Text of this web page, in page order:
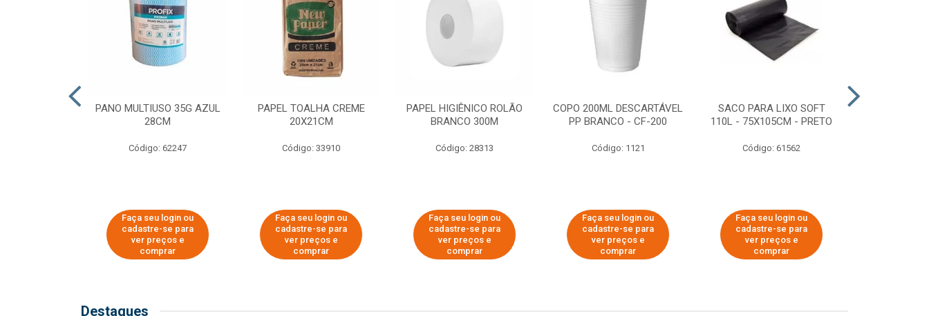
PANO MULTIUSO 35G AZUL
28CM
Código: 62247
Faça seu login ou
cadastre-se para
ver preços e
comprar
PAPEL TOALHA CREME
20X21CM
Código: 33910
Faça seu login ou
cadastre-se para
ver preços e
comprar
PAPEL HIGIÊNICO ROLÃO
BRANCO 300M
Código: 28313
Faça seu login ou
cadastre-se para
ver preços e
comprar
COPO 200ML DESCARTÁVEL
PP BRANCO - CF-200
Código: 1121
Faça seu login ou
cadastre-se para
ver preços e
comprar
SACO PARA LIXO SOFT
110L - 75X105CM - PRETO
Código: 61562
Faça seu login ou
cadastre-se para
ver preços e
comprar
Destaques